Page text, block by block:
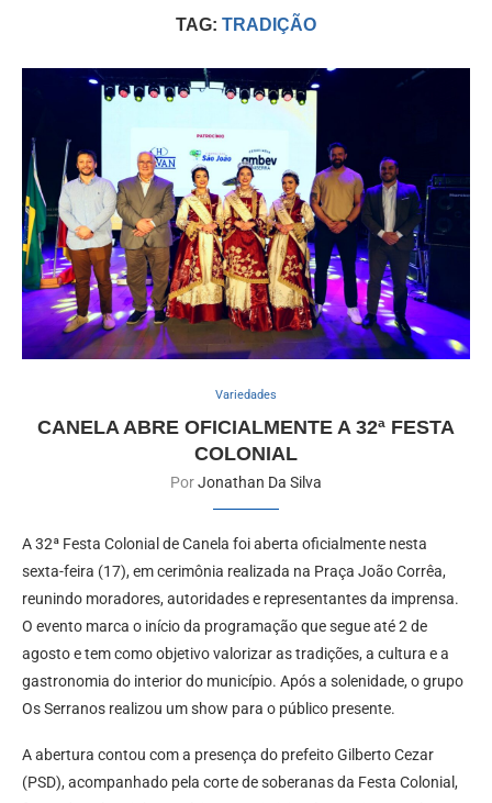
TAG: TRADIÇÃO
Variedades
CANELA ABRE OFICIALMENTE A 32ª FESTA
COLONIAL
PorJonathan Da Silva
A 32ª Festa Colonial de Canela foi aberta oficialmente nesta
sexta-feira (17), em cerimônia realizada na Praça João Corrêa,
reunindo moradores, autoridades e representantes da imprensa.
O evento marca o início da programação que segue até 2 de
agosto e tem como objetivo valorizar as tradições, a cultura e a
gastronomia do interior do município. Após a solenidade, o grupo
Os Serranos realizou um show para o público presente.
A abertura contou com a presença do prefeito Gilberto Cezar
(PSD), acompanhado pela corte de soberanas da Festa Colonial,